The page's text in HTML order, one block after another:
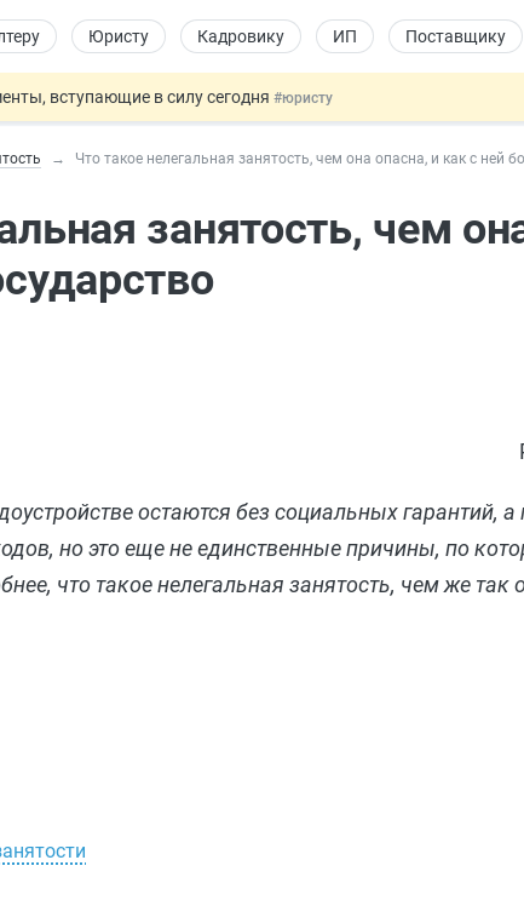
Юристу Кадровику ИП Поставщику
вступающие в силу сегодня #юристу
получать ВНЖ и гражданство: закон подписан #физлицу
упрощении госзакупок по 44-ФЗ #заказчику
Что такое нелегальная занятость, чем она опасна, и как с ней
занятость, чем
остаются без социальных гарантий, а
но это еще не единственные причины, по
что такое нелегальная занятость, чем же так